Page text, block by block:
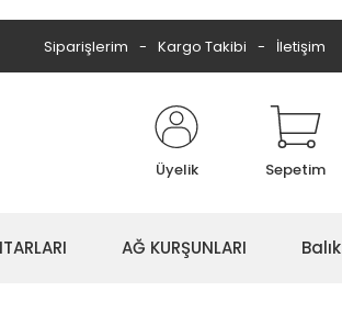
Siparişlerim Kargo Takibi İletişim
Üyelik Sepetim
AĞ KURŞUNLARI